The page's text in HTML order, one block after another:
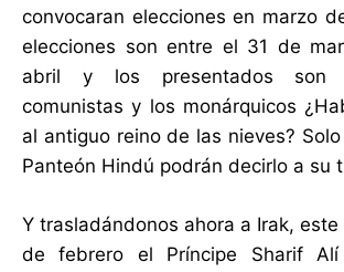
convocaran elecciones en marzo
elecciones son entre el 31 de
abril y los presentados son
comunistas y los monárquicos
al antiguo reino de las nieves?
Panteón Hindú podrán decirlo a su
Y trasladándonos ahora a Irak,
de febrero el Príncipe Sharif Alí